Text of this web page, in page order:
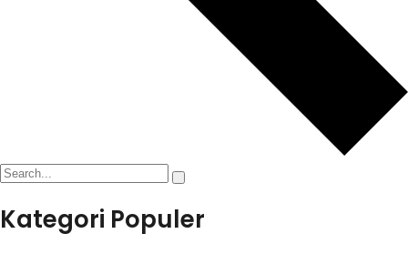
Kategori Populer